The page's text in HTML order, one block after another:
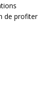
de profiter